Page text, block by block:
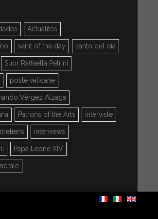
Actualités
saint of the day santo del día
Suor Raffaella Petrini
poste vaticane
Vérgez Alzaga
Patrons of the Arts interviste
interviews
Papa Leone XIV